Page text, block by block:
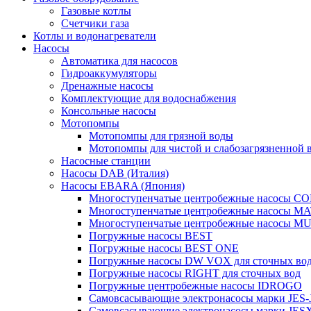
Газовые котлы
Счетчики газа
Котлы и водонагреватели
Насосы
Автоматика для насосов
Гидроаккумуляторы
Дренажные насосы
Комплектующие для водоснабжения
Консольные насосы
Мотопомпы
Мотопомпы для грязной воды
Мотопомпы для чистой и слабозагрязненной
Насосные станции
Насосы DAB (Италия)
Насосы EBARA (Япония)
Многоступенчатые центробежные насосы
Многоступенчатые центробежные насосы
Многоступенчатые центробежные насосы
Погружные насосы BEST
Погружные насосы BEST ONE
Погружные насосы DW VOX для сточных
Погружные насосы RIGHT для сточных вод
Погружные центробежные насосы IDROGO
Самовсасывающие электронасосы марки JES-